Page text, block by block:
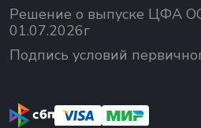
Решение о выпуске ЦФА
01.07.2026г
Подпись условий